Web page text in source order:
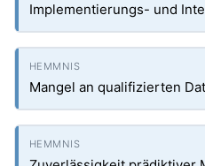
Implementierungs- und
Mangel an qualifizierten